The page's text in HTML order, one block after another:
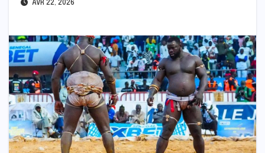
AVR 22, 2026